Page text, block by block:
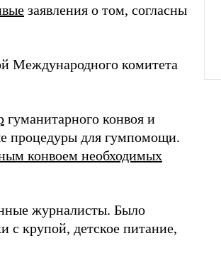
заявления о том, согласны
Международного комитета
гуманитарного конвоя и
процедуры для гумпомощи.
конвоем необходимых
журналисты. Было
с крупой, детское питание,